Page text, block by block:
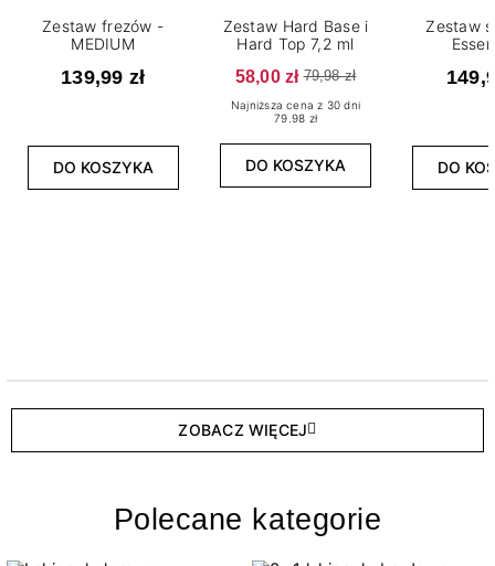
Zestaw frezów -
MEDIUM
139,99 zł
DO KOSZYKA
Zestaw Hard Base i
Hard Top 7,2 ml
58,00 zł 79,98 zł
Najniższa cena z 30 dni
79.98 zł
DO KOSZYKA
Zestaw
DO
ZOBACZ WIĘCEJ
Polecane kategorie